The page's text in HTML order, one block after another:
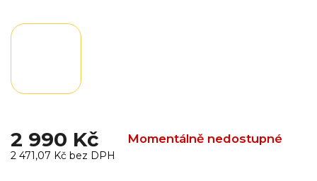
2 990 Kč Momentálně nedostupné
2 471,07 Kč bez DPH